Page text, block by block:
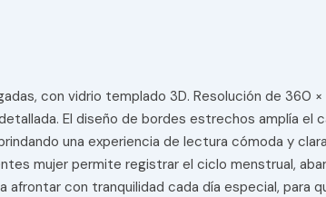
con vidrio templado 3D. Resolución de 360
El diseño de bordes estrechos amplía el
una experiencia de lectura cómoda y
mujer permite registrar el ciclo menstrual,
con tranquilidad cada día especial, para